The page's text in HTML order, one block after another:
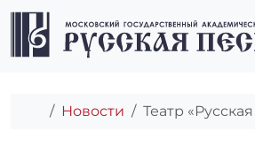
Перейти к содержимому
Перейти к футеру
Главная
Новости Театр